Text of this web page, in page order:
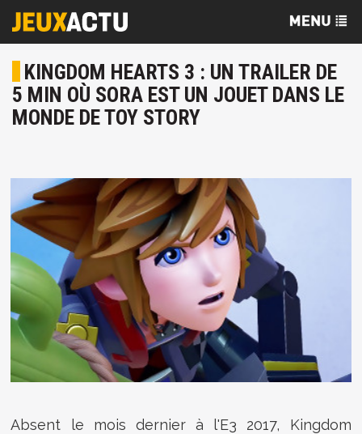
KINGDOM HEARTS 3 : UN TRAILER DE
5 MIN OÙ SORA EST UN JOUET DANS LE
MONDE DE TOY STORY
Absent le mois dernier à l'E3 2017, Kingdom